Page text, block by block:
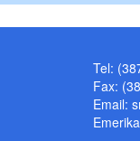
Tel:
Fax:
Email: